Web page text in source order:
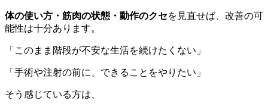
体の使い方・筋肉の状態・動作のクセを見直せば、改善の可
能性は十分あります。
「このまま階段が不安な生活を続けたくない」
「手術や注射の前に、できることをやりたい」
そう感じている方は、